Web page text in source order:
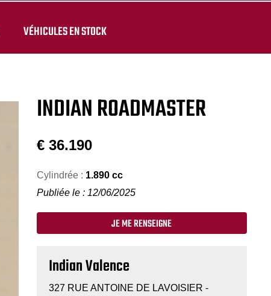
VÉHICULES EN STOCK
INDIAN ROADMASTER
€ 36.190
Cylindrée : 1.890 cc
Publiée le : 12/06/2025
JE ME RENSEIGNE
Indian Valence
327 RUE ANTOINE DE LAVOISIER -